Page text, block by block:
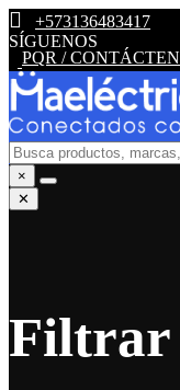
+573136483417
SÍGUENOS
PQR /
×
✕
Filtrar